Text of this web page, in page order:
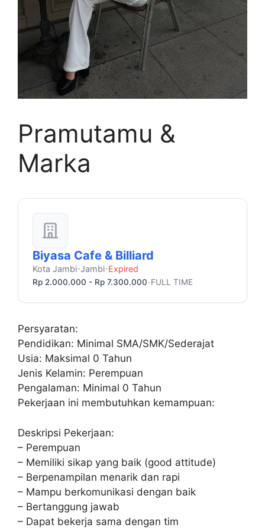
Pramutamu &
Marka
Biyasa Cafe & Billiard
Kota Jambi•Jambi•Expired
Rp 2.000.000 - Rp 7.300.000 •FULL TIME
Persyaratan:
Pendidikan: Minimal SMA/SMK/Sederajat
Usia: Maksimal 0 Tahun
Jenis Kelamin: Perempuan
Pengalaman: Minimal 0 Tahun
Pekerjaan ini membutuhkan kemampuan:
Deskripsi Pekerjaan:
– Perempuan
– Memiliki sikap yang baik (good attitude)
– Berpenampilan menarik dan rapi
– Mampu berkomunikasi dengan baik
– Bertanggung jawab
– Dapat bekerja sama dengan tim